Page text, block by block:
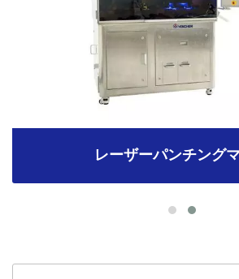
レーザーパンチング